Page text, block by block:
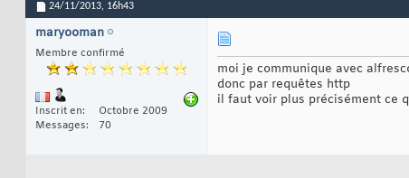
24/11/2013, 16h43
maryooman
Membre confirmé
Inscrit en
Octobre 2009
Messages
70
moi je communique avec
donc par requêtes http
il faut voir plus précisément ce